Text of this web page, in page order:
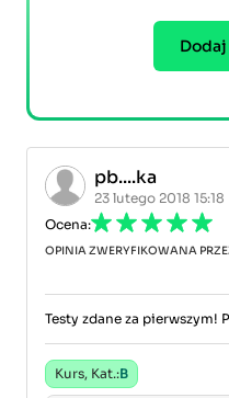
pb....ka
23 lutego 2018 15:18
Ocena:
OPINIA ZWERYFIKOWANA
Testy zdane za pierwszym!
Kurs, Kat.:B